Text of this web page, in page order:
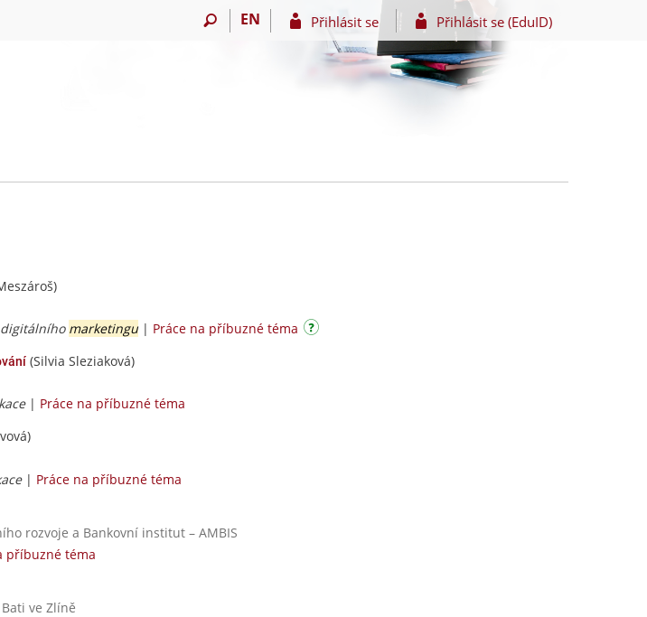
EN Přihlásit se Přihlásit se (EduID)
marketingu| Práce na příbuzné téma
(Silvia Sleziaková)
| Práce na příbuzné téma
| Práce na příbuzné téma
rozvoje a Bankovní institut – AMBIS
příbuzné téma
ve Zlíně